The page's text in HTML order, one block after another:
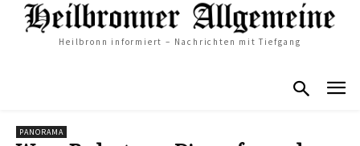
Heilbronn informiert – Nachrichten mit Tiefgang
PANORAMA